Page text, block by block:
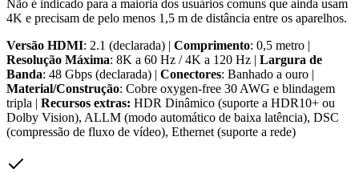
Não é indicado para a maioria dos usuários comuns que ainda usam
4K e precisam de pelo menos 1,5 m de distância entre os aparelhos.
Versão HDMI: 2.1 (declarada) | Comprimento: 0,5 metro |
Resolução Máxima: 8K a 60 Hz / 4K a 120 Hz | Largura de
Banda: 48 Gbps (declarada) | Conectores: Banhado a ouro |
Material/Construção: Cobre oxygen-free 30 AWG e blindagem
tripla | Recursos extras: HDR Dinâmico (suporte a HDR10+ ou
Dolby Vision), ALLM (modo automático de baixa latência), DSC
(compressão de fluxo de vídeo), Ethernet (suporte a rede)